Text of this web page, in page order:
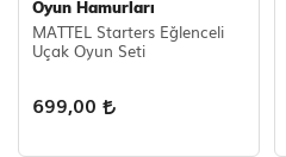
Scooter Çeşitleri
Oyun Hamurları
MATTEL Starters Eğlenceli
Uçak Oyun Seti
699,00